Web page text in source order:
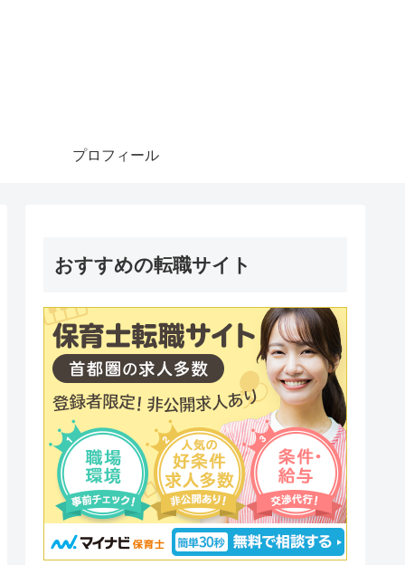
プロフィール
おすすめの転職サイト